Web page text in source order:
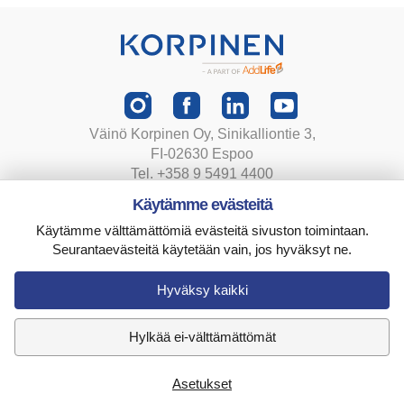
Väinö Korpinen Oy, Sinikalliontie 3,
FI-02630 Espoo
Tel. +358 9 5491 4400
Tietosuojaseloste
Toimitusehdot
Evästeasetukset
Käytämme evästeitä
Käytämme välttämättömiä evästeitä sivuston toimintaan.
Seurantaevästeitä käytetään vain, jos hyväksyt ne.
Hyväksy kaikki
Hylkää ei-välttämättömät
Asetukset